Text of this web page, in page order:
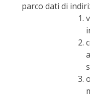
parco dati di